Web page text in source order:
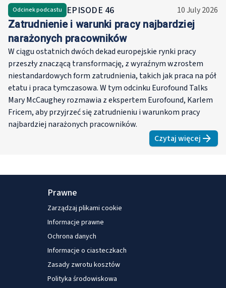
zatrudnienia, kwestiami
społecznymi, płcią i
badaniami. Pełniła również
funkcję koordynatora w
trójstronnym komitecie
doradczym Komisji
Europejskiej ds.
bezpieczeństwa i higieny
pracy. Uzyskała tytuł doktora
ekonomii i magistra
ekonometrii na Wolnym
Odcinek podcastu EPISODE 46 10 July 2026
Zatrudnienie i warunki pracy najbardziej
narażonych pracowników
W ciągu ostatnich dwóch dekad europejskie rynki pracy
przeszły znaczącą transformację, z wyraźnym wzrostem
niestandardowych form zatrudnienia, takich jak praca na pół
etatu i praca tymczasowa. W tym odcinku Eurofound Talks
Mary McCaughey rozmawia z ekspertem Eurofound, Karlem
Fricem, aby przyjrzeć się zatrudnieniu i warunkom pracy
najbardziej narażonych pracowników.
Czytaj więcej
about
Prawne
Zarządzaj plikami cookie
Informacje prawne
Ochrona danych
Informacje o ciasteczkach
Zasady zwrotu kosztów
Polityka środowiskowa